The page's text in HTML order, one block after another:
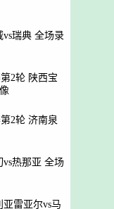
vs瑞典 全场录
2轮 陕西宝
2轮 济南泉
vs热那亚 全场
亚雷亚尔vs马